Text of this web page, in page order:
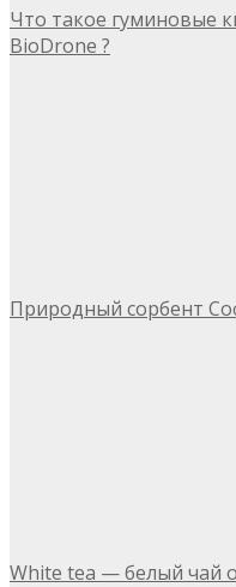
Что такое гуминовые
BioDrone ?
Природный сорбент
White tea — белый чай